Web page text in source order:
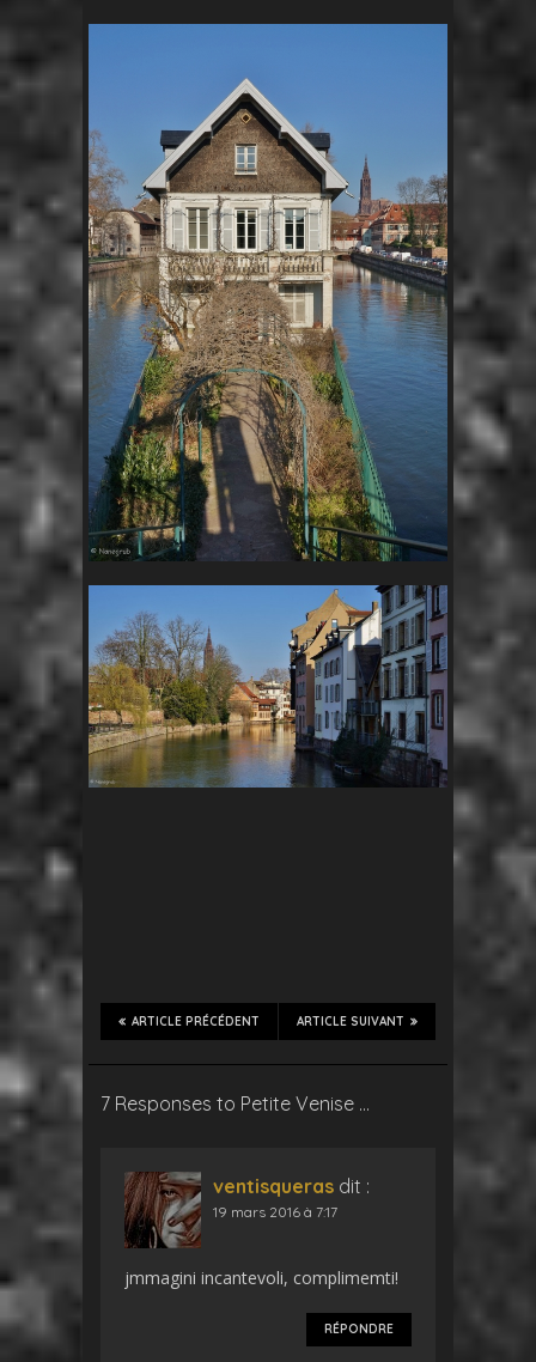
ARTICLE SUIVANT
ARTICLE PRÉCÉDENT
7 Responses to Petite Venise …
ventisqueras dit :
19 mars 2016 à 7:17
jmmagini incantevoli, complimemti!
RÉPONDRE